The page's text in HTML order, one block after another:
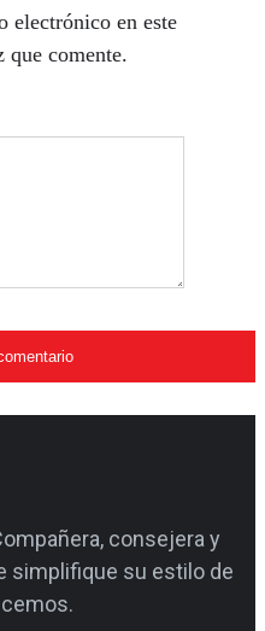
electrónico en este
que comente.
consejera y
simplifique su estilo de